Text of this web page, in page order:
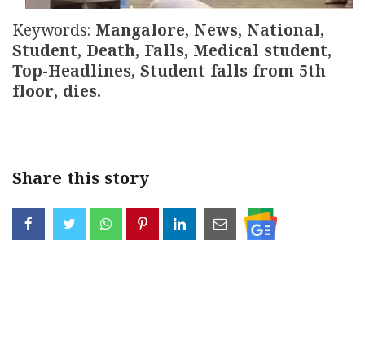
Keywords: Mangalore, News, National,
Student, Death, Falls, Medical student,
Top-Headlines, Student falls from 5th
floor, dies.
Share this story